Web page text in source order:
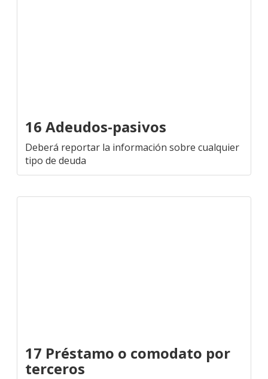
16 Adeudos-pasivos
Deberá reportar la información sobre cualquier
tipo de deuda
17 Préstamo o comodato por
terceros